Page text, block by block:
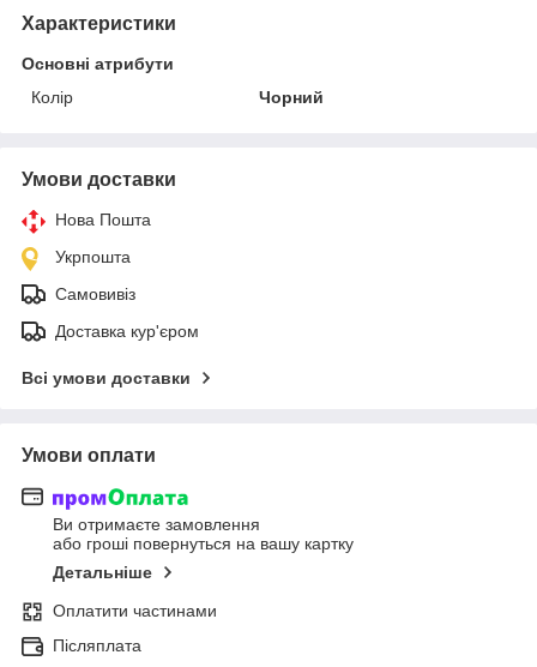
Характеристики
Основні атрибути
Колір
Чорний
Умови доставки
Нова Пошта
Укрпошта
Самовивіз
Доставка кур'єром
Всі умови доставки
Умови оплати
Ви отримаєте замовлення
або гроші повернуться на вашу картку
Детальніше
Оплатити частинами
Післяплата